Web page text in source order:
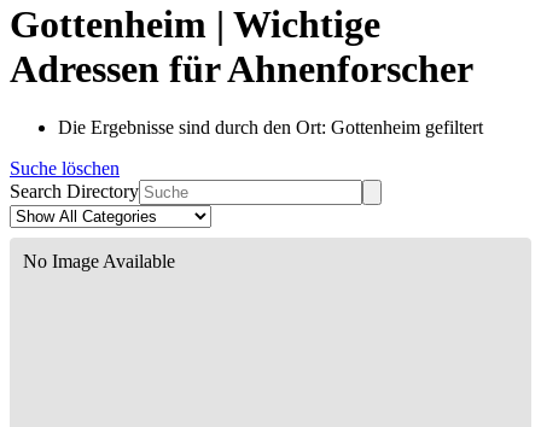
Gottenheim | Wichtige
Adressen für Ahnenforscher
Die Ergebnisse sind durch den Ort: Gottenheim gefiltert
Suche löschen
Search Directory
No Image Available